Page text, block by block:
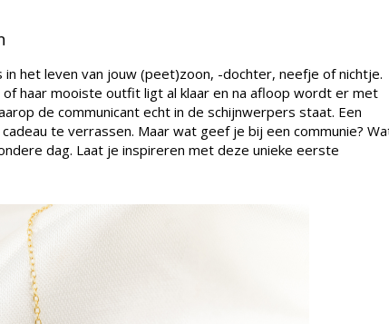
het leven van jouw (peet)zoon, -dochter, neefje of nichtje.
haar mooiste outfit ligt al klaar en na afloop wordt er met
de communicant echt in de schijnwerpers staat. Een
te verrassen. Maar wat geef je bij een communie?
dag. Laat je inspireren met deze unieke eerste